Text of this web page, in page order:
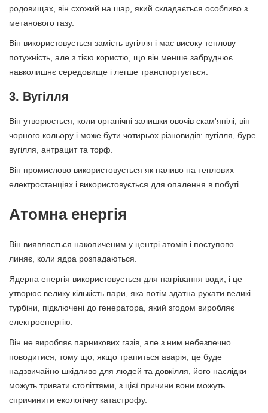
родовищах, він схожий на шар, який складається особливо з
метанового газу.
Він використовується замість вугілля і має високу теплову
потужність, але з тією користю, що він менше забруднює
навколишнє середовище і легше транспортується.
3. Вугілля
Він утворюється, коли органічні залишки овочів скам'янілі, він
чорного кольору і може бути чотирьох різновидів: вугілля, буре
вугілля, антрацит та торф.
Він промислово використовується як паливо на теплових
електростанціях і використовується для опалення в побуті.
Атомна енергія
Він виявляється накопиченим у центрі атомів і поступово
линяє, коли ядра розпадаються.
Ядерна енергія використовується для нагрівання води, і це
утворює велику кількість пари, яка потім здатна рухати великі
турбіни, підключені до генератора, який згодом виробляє
електроенергію.
Він не виробляє парникових газів, але з ним небезпечно
поводитися, тому що, якщо трапиться аварія, це буде
надзвичайно шкідливо для людей та довкілля, його наслідки
можуть тривати століттями, з цієї причини вони можуть
спричинити екологічну катастрофу.